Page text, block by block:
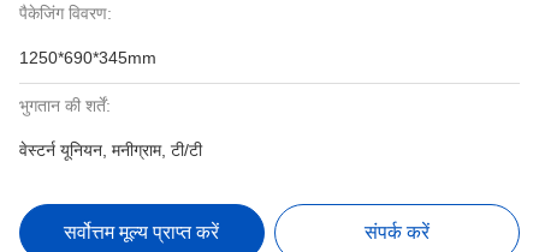
पैकेजिंग विवरण:
1250*690*345mm
भुगतान की शर्तें:
वेस्टर्न यूनियन, मनीग्राम, टी/टी
सर्वोत्तम मूल्य प्राप्त करें संपर्क करें